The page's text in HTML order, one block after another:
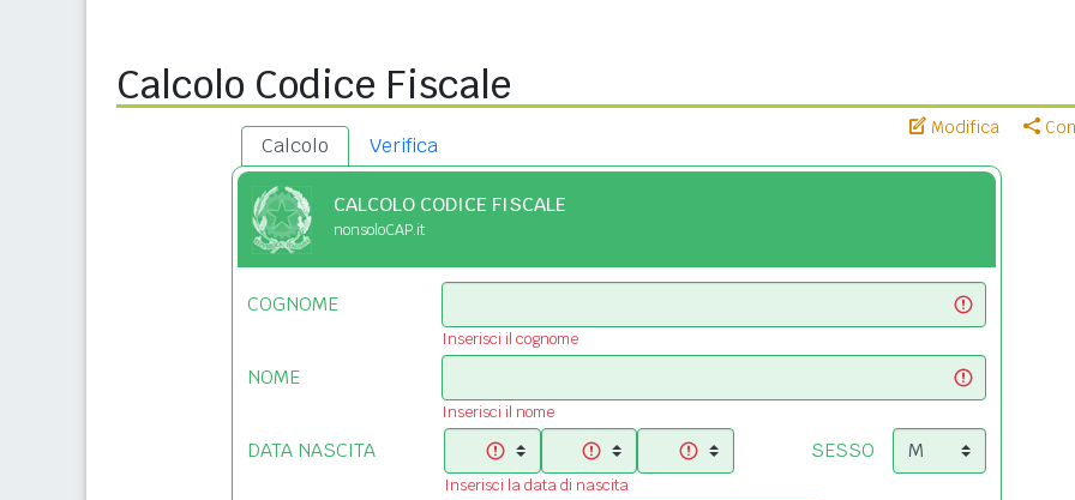
Calcolo Codice Fiscale
Modifica
Calcolo Verifica
CALCOLO CODICE FISCALE
nonsoloCAP.it
COGNOME
Inserisci il cognome
NOME
Inserisci il nome
DATA NASCITA
Inserisci la data di nascita
SESSO